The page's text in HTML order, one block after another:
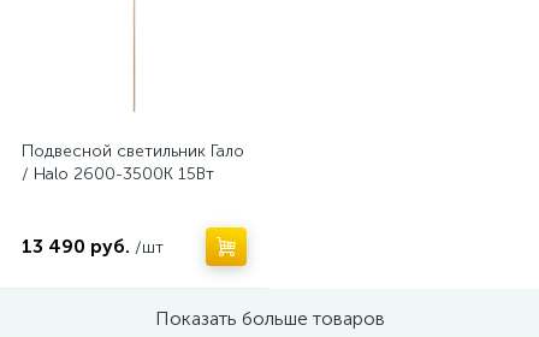
Подвесной светильник Гало
/ Halo 2600-3500К 15Вт
13 490 руб. /шт
Показать больше товаров